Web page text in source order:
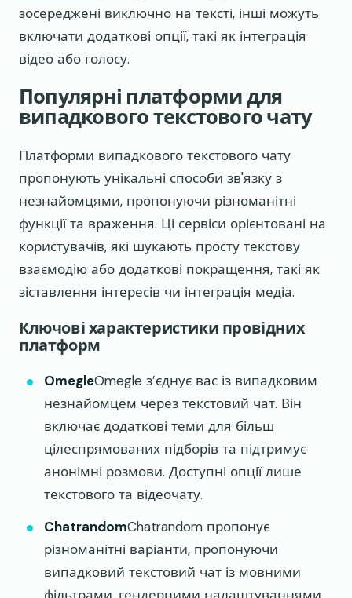
зосереджені виключно на тексті, інші можуть
включати додаткові опції, такі як інтеграція
відео або голосу.
Популярні платформи для
випадкового текстового чату
Платформи випадкового текстового чату
пропонують унікальні способи зв'язку з
незнайомцями, пропонуючи різноманітні
функції та враження. Ці сервіси орієнтовані на
користувачів, які шукають просту текстову
взаємодію або додаткові покращення, такі як
зіставлення інтересів чи інтеграція медіа.
Ключові характеристики провідних
платформ
OmegleOmegle з’єднує вас із випадковим
незнайомцем через текстовий чат. Він
включає додаткові теми для більш
цілеспрямованих підборів та підтримує
анонімні розмови. Доступні опції лише
текстового та відеочату.
ChatrandomChatrandom пропонує
різноманітні варіанти, пропонуючи
випадковий текстовий чат із мовними